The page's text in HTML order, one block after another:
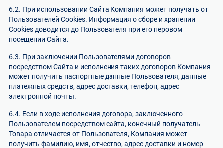
6.2. При использовании Сайта Компания может получать от
Пользователей Cookies. Информация о сборе и хранении
Cookies доводится до Пользователя при его перовом
посещении Сайта.
6.3. При заключении Пользователями договоров
посредством Сайта и исполнения таких договоров Компания
может получить паспортные данные Пользователя, данные
платежных средств, адрес доставки, телефон, адрес
электронной почты.
6.4. Если в ходе исполнения договора, заключенного
Пользователем посредством сайта, конечный получатель
Товара отличается от Пользователя, Компания может
получить фамилию, имя, отчество, адрес доставки и номер